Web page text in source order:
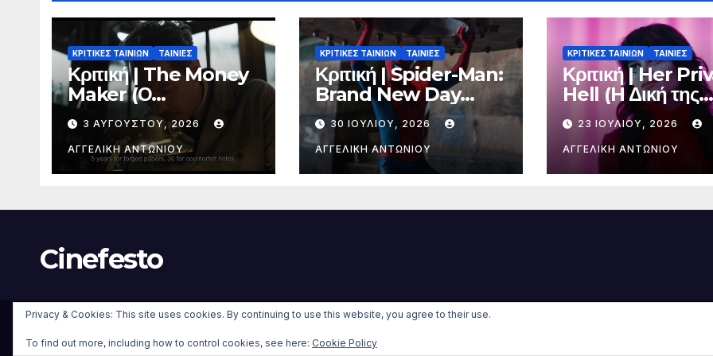
ΚΡΙΤΙΚΕΣ ΤΑΙΝΙΩΝ ΤΑΙΝΙΕΣ
Κριτική | The Money
Maker (Ο
Παραχαράκτης)
3 ΑΥΓΟΎΣΤΟΥ, 2026
ΑΓΓΕΛΙΚΉ ΑΝΤΩΝΊΟΥ
ΚΡΙΤΙΚΕΣ ΤΑΙΝΙΩΝ ΤΑΙΝΙΕΣ
Κριτική | Spider-Man:
Brand New Day
(Καινούργια Μέρα)
30 ΙΟΥΛΊΟΥ, 2026
ΑΓΓΕΛΙΚΉ ΑΝΤΩΝΊΟΥ
ΚΡΙΤΙΚΕΣ ΤΑΙΝΙΩΝ ΤΑΙΝΙΕΣ
Κριτική | Her
Hell (H Δική της
Κόλαση)
23 ΙΟΥΛΊΟΥ, 2026
ΑΓΓΕΛΙΚΉ ΑΝΤΩΝΊΟΥ
Cinefesto
απόThemeansar.
Privacy & Cookies: This site uses cookies. By continuing to use this website, you agree to their use.
To find out more, including how to control cookies, see here: Cookie Policy